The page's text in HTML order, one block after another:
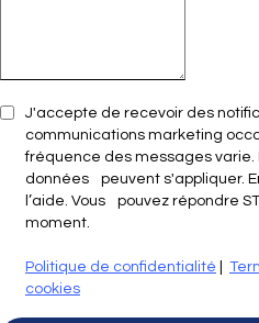
J'accepte de recevoir des
communications marketing
fréquence des messages
données peuvent s'appliquer.
l’aide. Vous pouvez répondre
moment.
Politique de confidentialité
cookies